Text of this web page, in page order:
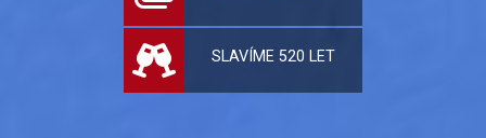
SLAVÍME 520 LET